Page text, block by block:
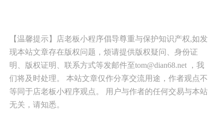
【温馨提示】店老板小程序倡导尊重与保护知识产权,如发
现本站文章存在版权问题，烦请提供版权疑问、身份证
明、版权证明、联系方式等发邮件至tom@dian68.net ，我
们将及时处理。 本站文章仅作分享交流用途，作者观点不
等同于店老板小程序观点。 用户与作者的任何交易与本站
无关，请知悉。